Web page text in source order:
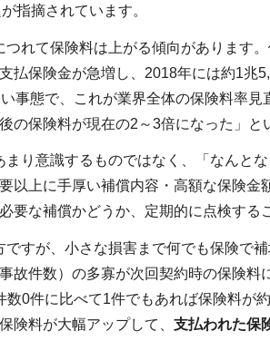
指摘されています。
れて保険料は上がる傾向があります
払保険金が急増し、2018年には約1兆
事態で、これが業界全体の保険料率見
保険料が現在の2～3倍になった」と
り意識するものではなく、「なんと
以上に手厚い補償内容・高額な保険
な補償かどうか、定期的に点検する
すが、小さな損害まで何でも保険で
件数）の多寡が次回契約時の保険料
数0件に比べて1件でもあれば保険料が
険料が大幅アップして、 支払われた保